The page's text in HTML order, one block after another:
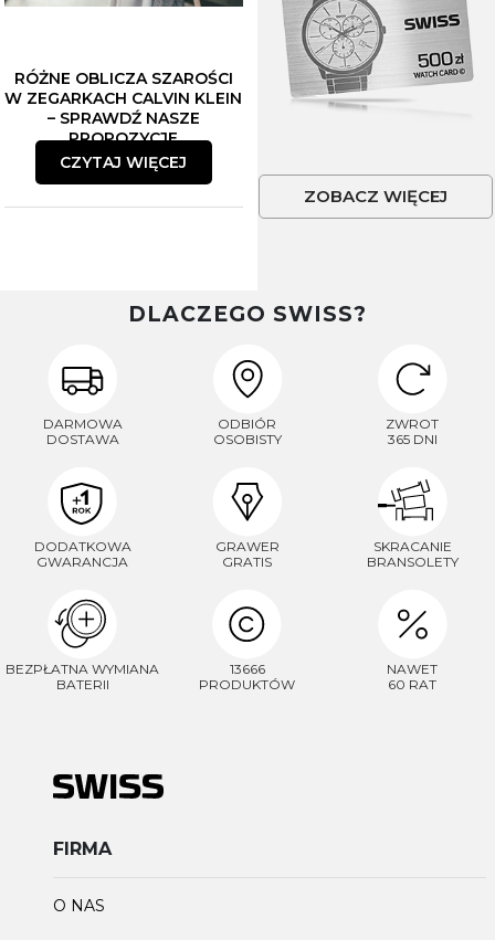
RÓŻNE OBLICZA SZAROŚCI
W ZEGARKACH CALVIN KLEIN
– SPRAWDŹ NASZE
PROPOZYCJE
CZYTAJ WIĘCEJ
ZOBACZ WIĘCEJ
DLACZEGO SWISS?
DARMOWA
DOSTAWA
ODBIÓR
OSOBISTY
ZWROT
365 DNI
DODATKOWA
GWARANCJA
GRAWER
GRATIS
SKRACANIE
BRANSOLETY
BEZPŁATNA WYMIANA
BATERII
13666
PRODUKTÓW
NAWET
60 RAT
FIRMA
O NAS